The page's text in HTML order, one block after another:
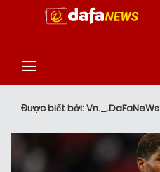
Được biết bởi: Vn._.DaFaNeWs